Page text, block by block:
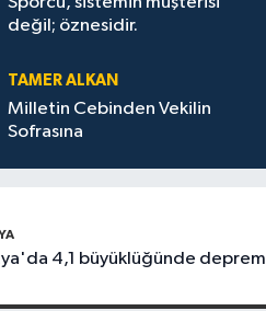
değil; öznesidir.
TAMER ALKAN
Milletin Cebinden Vekilin
Sofrasına
4,1 büyüklüğünde deprem